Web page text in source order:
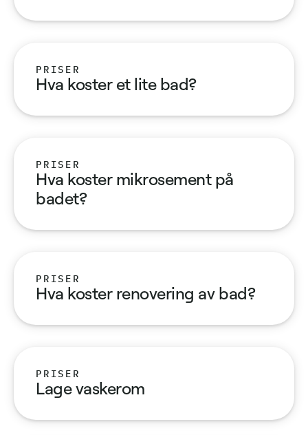
PRISER
Hva koster et lite bad?
PRISER
Hva koster mikrosement på
badet?
PRISER
Hva koster renovering av bad?
PRISER
Lage vaskerom